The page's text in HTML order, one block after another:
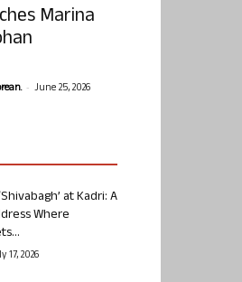
Marina
- June 25, 2026
at Kadri: A
Where
17, 2026